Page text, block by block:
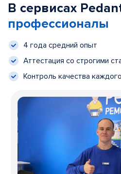
В сервисах
профессионалы
4 года средний опыт
Аттестация со строгими
Контроль качества